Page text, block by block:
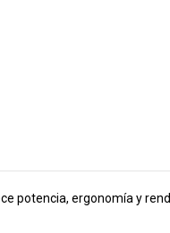
potencia, ergonomía y